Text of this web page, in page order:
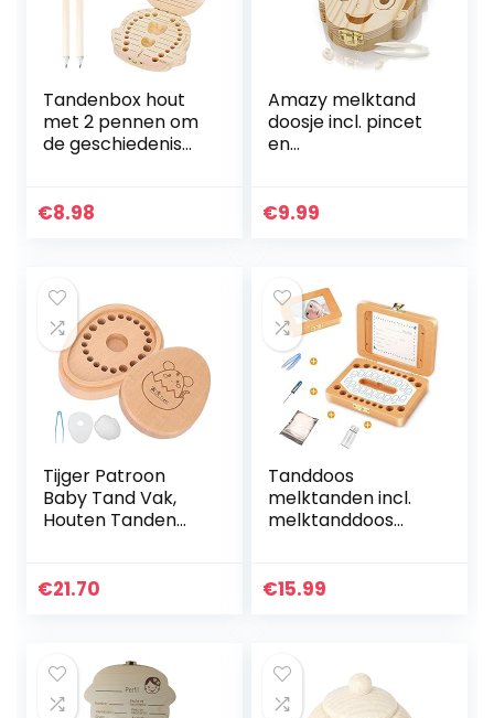
Tandenbox hout
met 2 pennen om
de geschiedenis
voor het bewaren
€8.98
Amazy melktand
doosje incl. pincet
en
tandendoosje om
€9.99
Tijger Patroon
Baby Tand Vak,
Houten Tanden
Keepsake Vak
€21.70
Tanddoos
melktanden incl.
melktanddoos
tanddoos
€15.99